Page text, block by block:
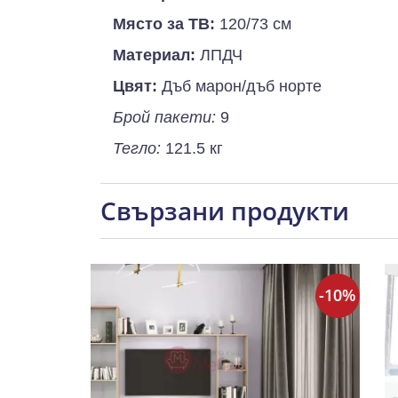
Място за ТВ: 120/73 см
Материал: ЛПДЧ
Цвят: Дъб марон/дъб норте
Брой пакети:9
Тегло:121.5 кг
Свързани продукти
-10%